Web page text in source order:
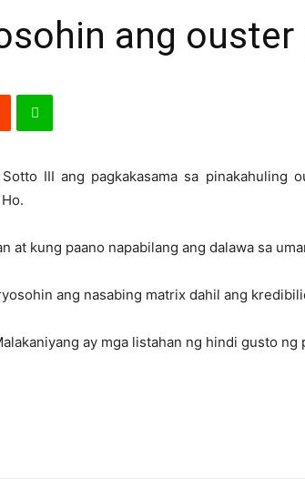
ang
III ang pagkakasama sa
at kung paano napabilang ang dalawa sa
ang nasabing matrix dahil ang
ay mga listahan ng hindi gusto ng